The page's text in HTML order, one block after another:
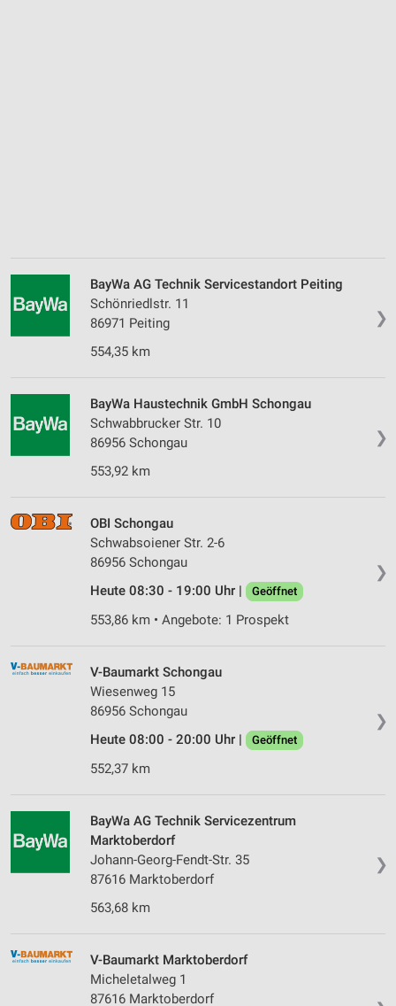
❯
BayWa AG Technik Servicestandort Peiting
Schönriedlstr. 11
86971 Peiting
554,35 km
❯
BayWa Haustechnik GmbH Schongau
Schwabbrucker Str. 10
86956 Schongau
553,92 km
❯
OBI Schongau
Schwabsoiener Str. 2-6
86956 Schongau
Heute 08:30 - 19:00 Uhr |
Geöffnet
553,86 km • Angebote: 1 Prospekt
❯
V-Baumarkt Schongau
Wiesenweg 15
86956 Schongau
Heute 08:00 - 20:00 Uhr |
Geöffnet
552,37 km
❯
BayWa AG Technik Servicezentrum
Marktoberdorf
Johann-Georg-Fendt-Str. 35
87616 Marktoberdorf
563,68 km
V-Baumarkt Marktoberdorf
Micheletalweg 1
87616 Marktoberdorf